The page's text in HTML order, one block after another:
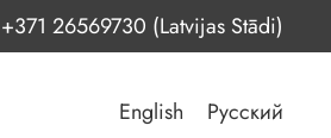
+371 26569730 (Latvijas Stādi)
English Русский